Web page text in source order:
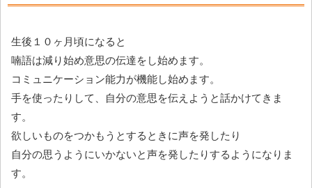
生後１０ヶ月頃になると
喃語は減り始め意思の伝達をし始めます。
コミュニケーション能力が機能し始めます。
手を使ったりして、自分の意思を伝えようと話かけてきま
す。
欲しいものをつかもうとするときに声を発したり
自分の思うようにいかないと声を発したりするようになりま
す。